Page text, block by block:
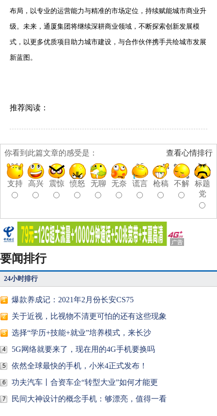
布局，以专业的运营能力与精准的市场定位，持续赋能城市商业升
级。未来，通厦集团将继续深耕商业领域，不断探索创新发展模
式，以更多优质项目助力城市建设，与合作伙伴携手共绘城市发展
新蓝图。
推荐阅读：
查看心情排行
你看到此篇文章的感受是：
支持 高兴 震惊 愤怒 无聊 无奈 谎言 枪稿 不解
标题
党
要闻排行
24小时排行
1 爆款养成记：2021年2月份长安CS75
2 关于近视，比视物不清更可怕的还有这些现象
3 选择“学历+技能+就业”培养模式，来长沙
4 5G网络就要来了，现在用的4G手机要换吗
5 依然全球最快的手机，小米4正式发布！
6 功夫汽车丨合资车企“转型大业”如何才能更
7 民间大神设计的概念手机：够漂亮，值得一看